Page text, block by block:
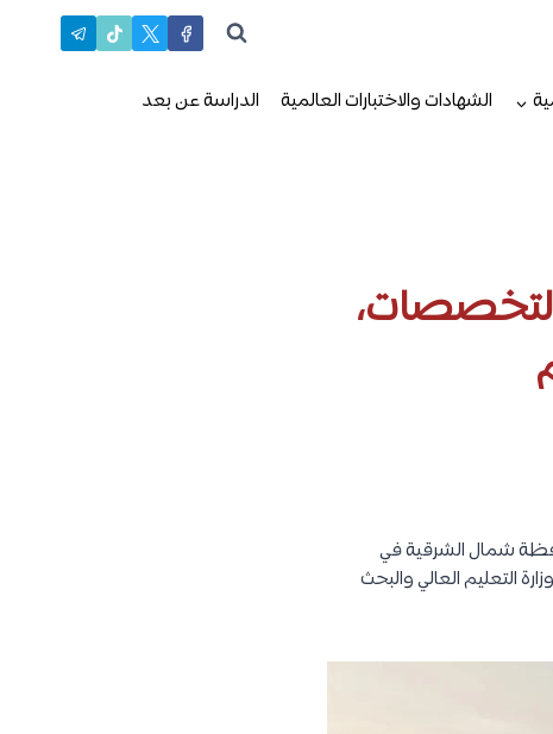
الشهادات والاختبارات العالمية الدراسة عن بعد
شمال الشرقية في
بموجب القرار الوزاري رقم 78 لسنة 2009 الصادر من وزارة التعليم العالي والبحث